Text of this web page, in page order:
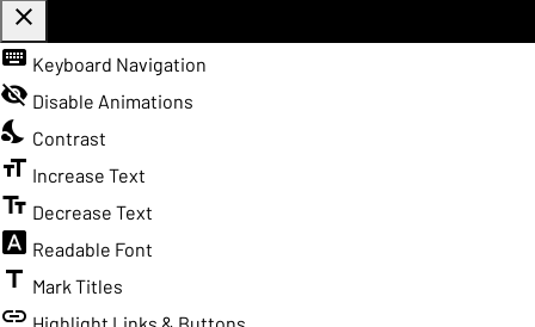
close
Toggle the visibility of the Accessibility Toolbar
keyboard Keyboard Navigation
visibility_off Disable Animations
nights_stay Contrast
format_size Increase Text
text_fields Decrease Text
font_download Readable Font
title Mark Titles
link